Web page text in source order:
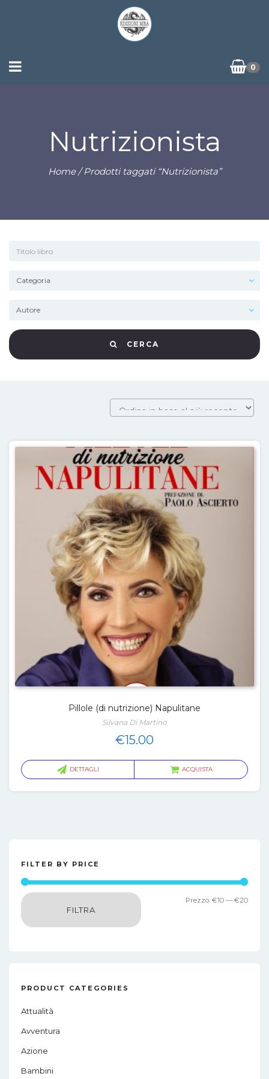
0
Nutrizionista
Home/ Prodotti taggati “Nutrizionista”
CERCA
Pillole (di nutrizione) Napulitane
Silvana Di Martino
€15.00
DETTAGLI ACQUISTA
FILTER BY PRICE
FILTRA
Prezzo: €10 —€20
PRODUCT CATEGORIES
Attualità
Avventura
Azione
Bambini